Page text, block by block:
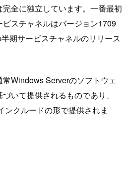
全に独立しています。一番最初
スチャネルはバージョン1709
期サービスチャネルのリリース
Windows Serverのソフトウェ
いて提供されるものであり、
クルードの形で提供されま